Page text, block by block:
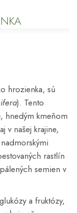
hrozienka, sú
). Tento
hnedým kmeňom
v našej krajine,
rastlín
semien v
a fruktózy,